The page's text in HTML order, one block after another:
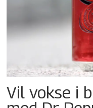
Vil vokse i